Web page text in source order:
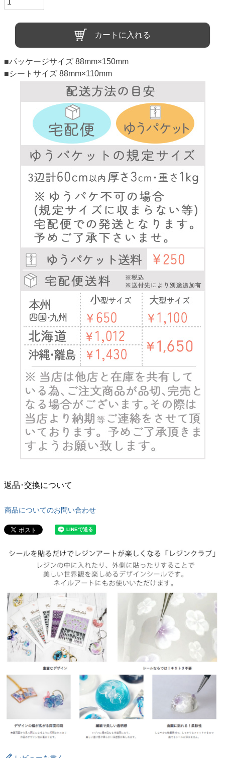
カートに入れる
■パッケージサイズ 88mm×150mm
■シートサイズ 88mm×110mm
返品･交換について
商品についてのお問い合わせ